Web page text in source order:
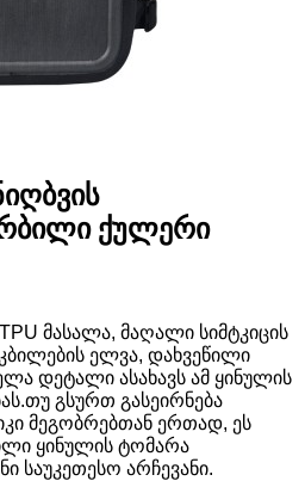
ქულერი
მასალა, მაღალი სიმტკიცის
ელვა, დახვეწილი
დეტალი ასახავს ამ ყინულის
გსურთ გასეირნება
მეგობრებთან ერთად, ეს
ყინულის ტომარა
საუკეთესო არჩევანი.